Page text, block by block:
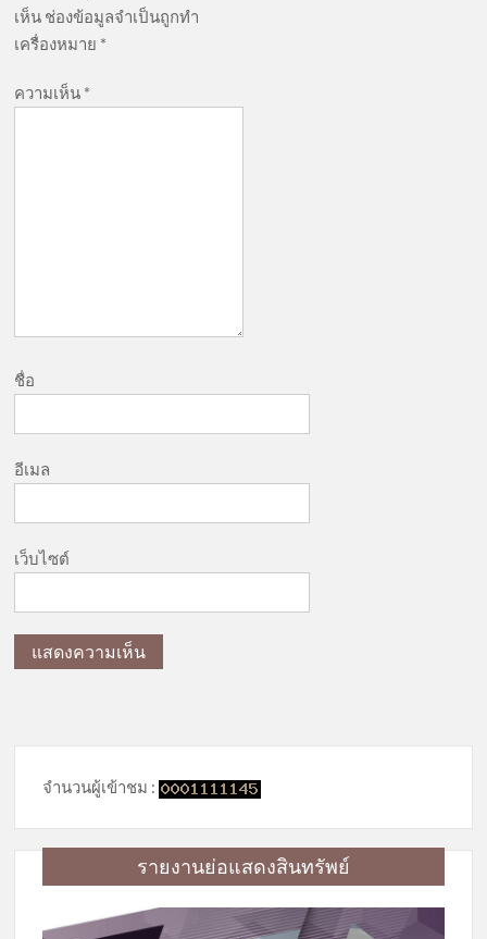
เห็น ช่องข้อมูลจำเป็นถูกทำ
เครื่องหมาย *
ความเห็น *
ชื่อ
อีเมล
เว็บไซต์
จำนวนผู้เข้าชม :
รายงานย่อแสดงสินทรัพย์